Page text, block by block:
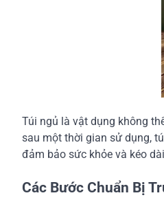
Túi ngủ là vật dụng không
sau một thời gian sử dụng,
đảm bảo sức khỏe và kéo
Các Bước Chuẩn Bị